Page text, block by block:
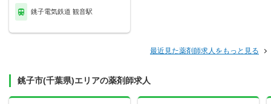
銚子電気鉄道 観音駅
最近見た薬剤師求人をもっと見る
銚子市(千葉県)エリアの薬剤師求人